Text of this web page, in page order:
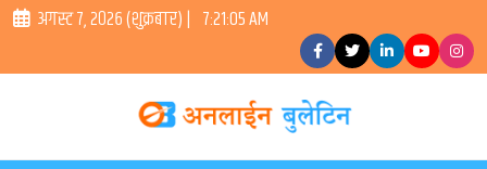
अगस्ट ७, २०२६ (शुक्रबार) | 7:21:05 AM